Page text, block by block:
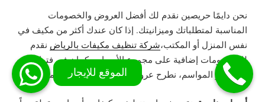
نحن دايمًا حريصين نقدم لك أفضل العروض والخصومات
المناسبة لمتطلباتك وميزانيتك. إذا كان عندك أكثر من مكيف في
نفس المنزل أو المكتب،شركة تنظيف مكيفات بالرياض نقدم
لك خصومات إضافية على مجموع الأسعار. وكمان في فترات
الأعياد أو المواسم، نطرح عروض خاصة على جميع خدماتنا.